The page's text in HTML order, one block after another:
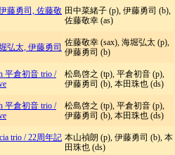
藤勇司, 佐藤敬 田中菜緒子 (p), 伊藤勇司 (b),
佐藤敬幸 (as)
弘太, 伊藤勇司 佐藤敬幸 (sax), 海堀弘太 (p),
伊藤勇司 (b)
平倉初音 trio /
松島啓之 (tp), 平倉初音 (p),
伊藤勇司 (b), 本田珠也 (ds)
平倉初音 trio /
松島啓之 (tp), 平倉初音 (p),
伊藤勇司 (b), 本田珠也 (ds)
trio /22周年記 本山禎朗 (p), 伊藤勇司 (b), 本
田珠也 (ds)